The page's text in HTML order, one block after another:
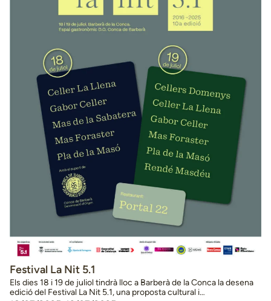
Festival La Nit 5.1
Els dies 18 i 19 de juliol tindrà lloc a Barberà de la Conca la desena
edició del Festival La Nit 5.1, una proposta cultural i